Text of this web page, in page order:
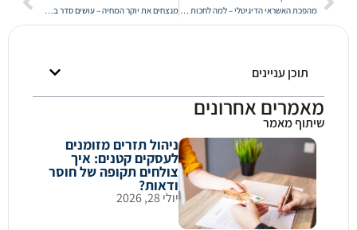
מהפכת האשראי הדיגיטלי – למה לחכות לתשובות מהבנק כשיש פתרונות מתקדמים בהתאמה אישית? מנצחים את יוקר המחיה – עושים סדר בבלגן הפיננסי ומורידים את ההחזר החודשי
תוכן עניינים
מאמרים אחרונים
שיתוף מאמר
ניהול תזרים מזומנים
לעסקים קטנים: איך
צולחים תקופה של חוסר
ודאות?
יולי 28, 2026